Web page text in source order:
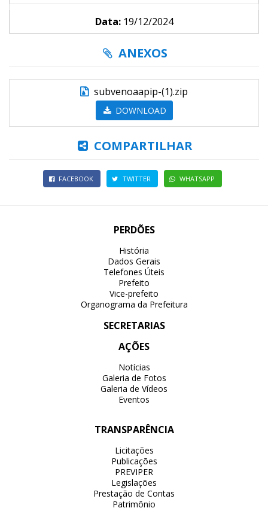
Data:19/12/2024
ANEXOS
subvenoaapip-(1).zip
DOWNLOAD
COMPARTILHAR
FACEBOOK TWITTER WHATSAPP
PERDÕES
História
Dados Gerais
Telefones Úteis
Prefeito
Vice-prefeito
Organograma da Prefeitura
SECRETARIAS
AÇÕES
Notícias
Galeria de Fotos
Galeria de Vídeos
Eventos
TRANSPARÊNCIA
Licitações
Publicações
PREVIPER
Legislações
Prestação de Contas
Patrimônio